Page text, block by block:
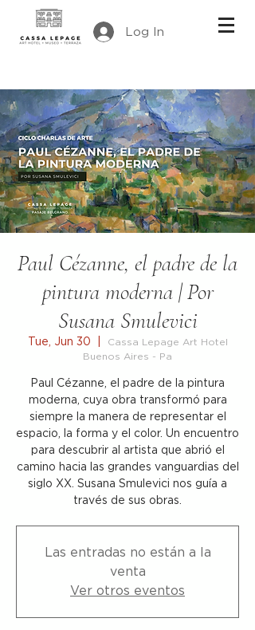
Log In
Paul Cézanne, el padre de la
pintura moderna | Por
Susana Smulevici
Tue, Jun 30
Cassa Lepage Art Hotel
Buenos Aires - Pa
Paul Cézanne, el padre de la pintura
moderna, cuya obra transformó para
siempre la manera de representar el
espacio, la forma y el color. Un encuentro
para descubrir al artista que abrió el
camino hacia las grandes vanguardias del
siglo XX. Susana Smulevici nos guía a
través de sus obras.
Las entradas no están a la
venta
Ver otros eventos